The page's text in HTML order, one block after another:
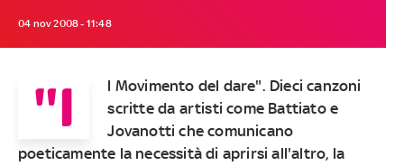
04 nov 2008 - 11:48
"I
l Movimento del dare". Dieci canzoni
scritte da artisti come Battiato e
Jovanotti che comunicano
poeticamente la necessità di aprirsi all'altro, la